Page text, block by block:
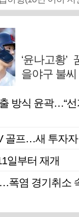
‘윤나고황
을야구 불
방식 윤곽…“
골프…새 투자자
일부터 재개
폭염 경기취소